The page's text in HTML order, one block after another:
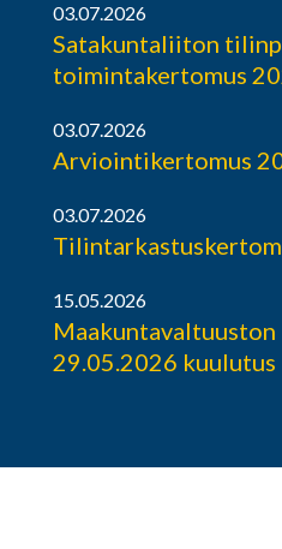
03.07.2026
Satakuntaliiton
toimintakertomus
03.07.2026
Arviointikertomus
03.07.2026
15.05.2026
Maakuntavaltuuston
29.05.2026 kuulutus